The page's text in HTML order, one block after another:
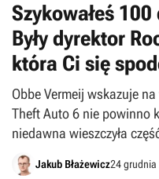
Szykowałeś
Były dyrektor
która Ci się
Obbe Vermeij wskazuje
Theft Auto 6 nie powinno
niedawna wieszczyła
Jakub Błażewicz24